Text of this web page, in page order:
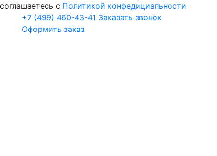
соглашаетесь с Политикой конфедициальности
+7 (499) 460-43-41 Заказать звонок
Оформить заказ